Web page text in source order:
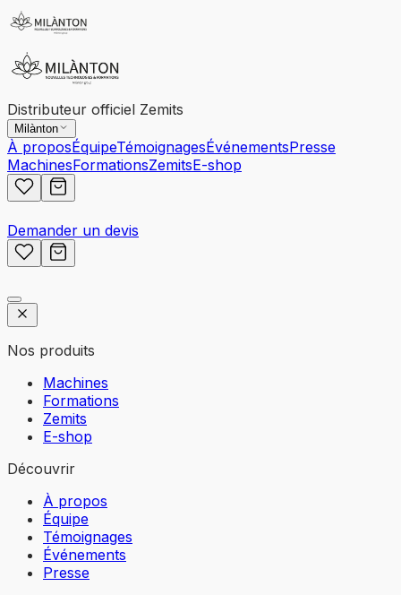
Distributeur officiel Zemits
Milànton
À proposÉquipeTémoignagesÉvénementsPresse
MachinesFormationsZemitsE-shop
Demander un devis
Nos produits
Machines
Formations
Zemits
E-shop
Découvrir
À propos
Équipe
Témoignages
Événements
Presse